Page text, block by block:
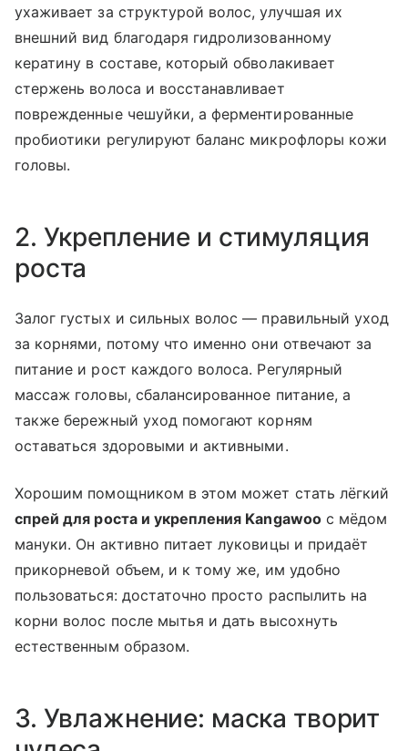
ухаживает за структурой волос, улучшая их
внешний вид благодаря гидролизованному
кератину в составе, который обволакивает
стержень волоса и восстанавливает
поврежденные чешуйки, а ферментированные
пробиотики регулируют баланс микрофлоры кожи
головы.
2. Укрепление и стимуляция
роста
Залог густых и сильных волос — правильный уход
за корнями, потому что именно они отвечают за
питание и рост каждого волоса. Регулярный
массаж головы, сбалансированное питание, а
также бережный уход помогают корням
оставаться здоровыми и активными.
Хорошим помощником в этом может стать лёгкий
спрей для роста и укрепления Kangawooс мёдом
мануки. Он активно питает луковицы и придаёт
прикорневой объем, и к тому же, им удобно
пользоваться: достаточно просто распылить на
корни волос после мытья и дать высохнуть
естественным образом.
3. Увлажнение: маска творит